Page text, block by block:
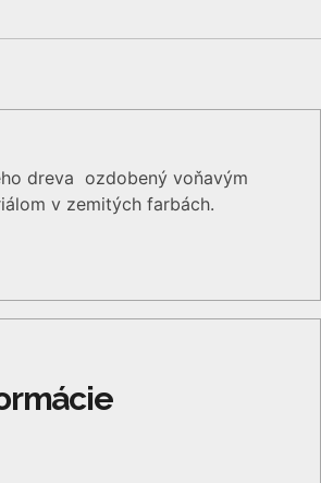
dreva ozdobený voňavým
v zemitých farbách.